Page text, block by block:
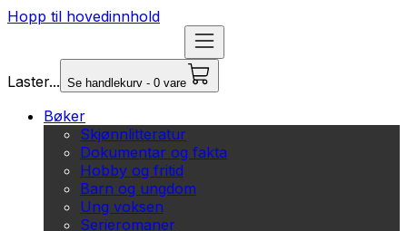
Hopp til hovedinnhold
Laster... Se handlekurv - 0 vare
Bøker
Skjønnlitteratur
Dokumentar og fakta
Hobby og fritid
Barn og ungdom
Ung voksen
Serieromaner